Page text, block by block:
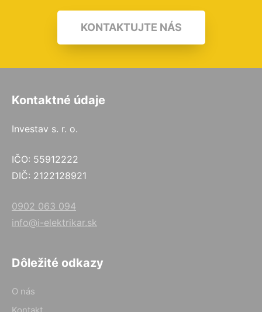
KONTAKTUJTE NÁS
Kontaktné údaje
Investav s. r. o.
IČO: 55912222
DIČ: 2122128921
0902 063 094
info@i-elektrikar.sk
Dôležité odkazy
O nás